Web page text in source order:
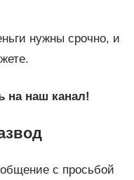
нужны срочно, и
на наш канал!
с просьбой